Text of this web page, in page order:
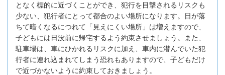
となく標的に近づくことができ、犯行を目撃されるリスクも
少ない、犯行者にとって都合のよい場所になります。日が落
ちて暗くなるにつれて「見えにくい場所」は増えますので、
子どもには日没前に帰宅するよう約束させましょう。また、
駐車場は、車にひかれるリスクに加え、車内に潜んでいた犯
行者に連れ込まれてしまう恐れもありますので、子どもだけ
で近づかないように約束しておきましょう。